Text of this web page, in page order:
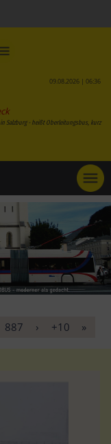
09.08.2026 | 06:36
Salzburg - heißt Oberleitungsbus
887 › +10 »